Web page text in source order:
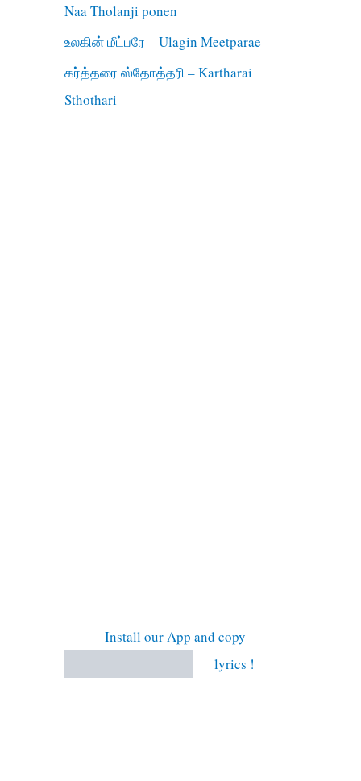
Naa Tholanji ponen
உலகின் மீட்பரே – Ulagin Meetparae
கர்த்தரை ஸ்தோத்தரி – Kartharai
Sthothari
Install our App and copy
lyrics !